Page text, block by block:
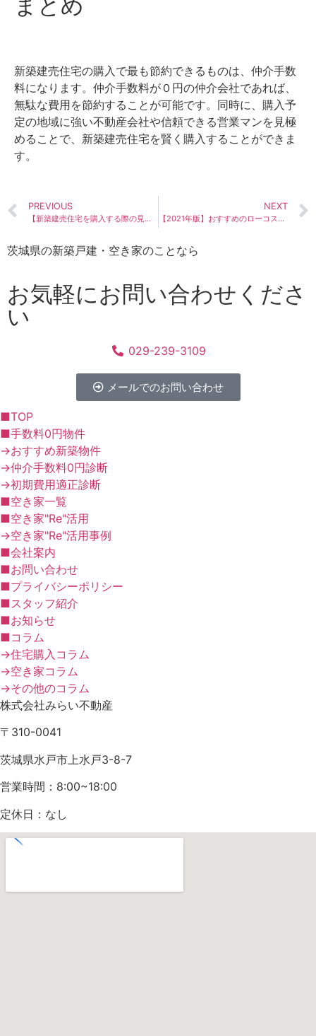
新築建売住宅の購入で最も節約できるものは、仲介手数
料になります。仲介手数料が０円の仲介会社であれば、
無駄な費用を節約することが可能です。 同時に、購入予
定の地域に強い不動産会社や信頼できる営業マンを見極
めることで、新築建売住宅を賢く購入することができま
す。
PREVIOUS
【新築建売住宅を購入する際の見積書を公開】諸経費をぼったくられないために！！
NEXT
【2021年版】おすすめのローコスト建売住宅メーカー（茨城県）9選
茨城県の新築戸建・空き家のことなら
お気軽にお問い合わせくださ
い
029-239-3109
メールでのお問い合わせ
■TOP
■手数料0円物件
→おすすめ新築物件
→仲介手数料0円診断
→初期費用適正診断
■空き家一覧
■空き家"Re"活用
→空き家"Re"活用事例
■会社案内
■お問い合わせ
■プライバシーポリシー
■スタッフ紹介
■お知らせ
■コラム
→住宅購入コラム
→空き家コラム
→その他のコラム
株式会社みらい不動産
〒310-0041
茨城県水戸市上水戸3-8-7
営業時間：8:00~18:00
定休日：なし